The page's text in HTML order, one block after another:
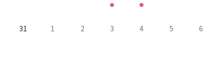
31 1 2 3 4 5 6